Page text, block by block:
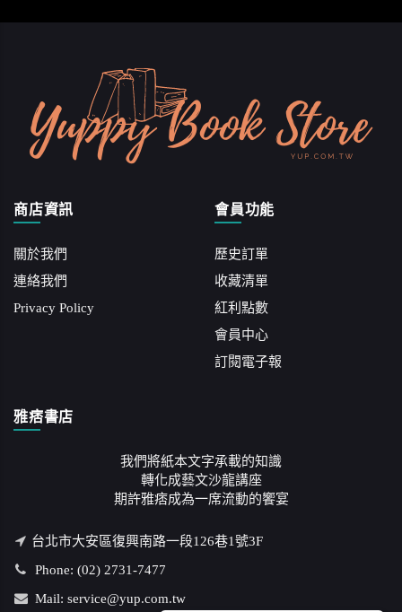
商店資訊
關於我們
連絡我們
Privacy Policy
會員功能
歷史訂單
收藏清單
紅利點數
會員中心
訂閱電子報
雅痞書店
我們將紙本文字承載的知識
轉化成藝文沙龍講座
期許雅痞成為一席流動的饗宴
台北市大安區復興南路一段126巷1號3F
Phone: (02) 2731-7477
Mail: service@yup.com.tw